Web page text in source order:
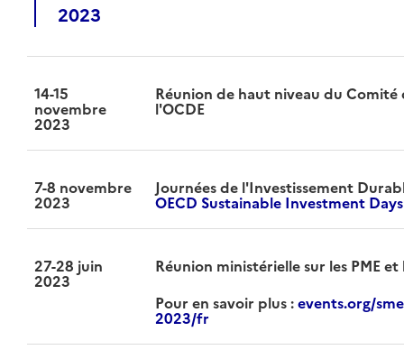
2023
14-15
novembre
2023
Réunion de haut niveau du
l'OCDE
7-8 novembre
2023
Journées de l'Investissement
OECD Sustainable Investment Days
27-28 juin
2023
Réunion ministérielle sur les PME
Pour en savoir plus :events.org/
2023/fr